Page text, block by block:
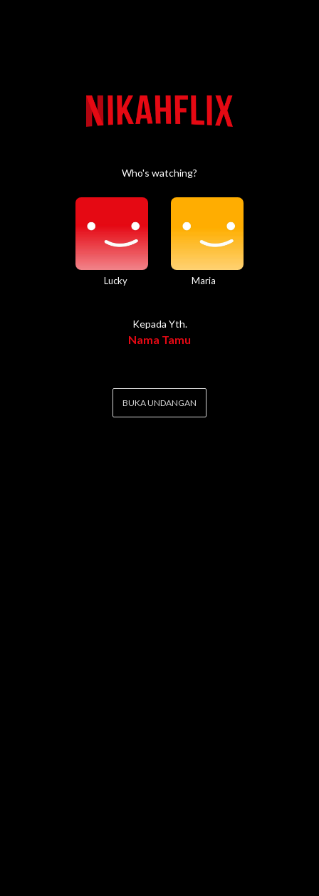
Who's watching?
Lucky Maria
Kepada Yth.
Nama Tamu
BUKA UNDANGAN